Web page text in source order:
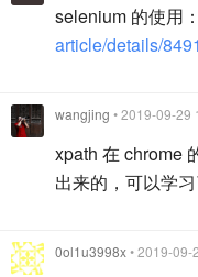
selenium 的使用：
article/details/
wangjing • 2019-09-29
xpath 在 chrome
出来的，可以学
0ol1u3998x• 2019-09-